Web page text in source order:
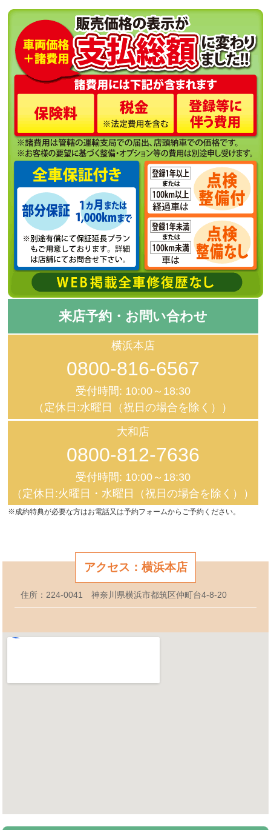
来店予約・お問い合わせ
横浜本店
0800-816-6567
受付時間: 10:00～18:30
（定休日:水曜日（祝日の場合を除く））
大和店
0800-812-7636
受付時間: 10:00～18:30
（定休日:火曜日・水曜日（祝日の場合を除く））
※成約特典が必要な方はお電話又は予約フォームからご予約ください。
アクセス：横浜本店
住所：224-0041 神奈川県横浜市都筑区仲町台4-8-20